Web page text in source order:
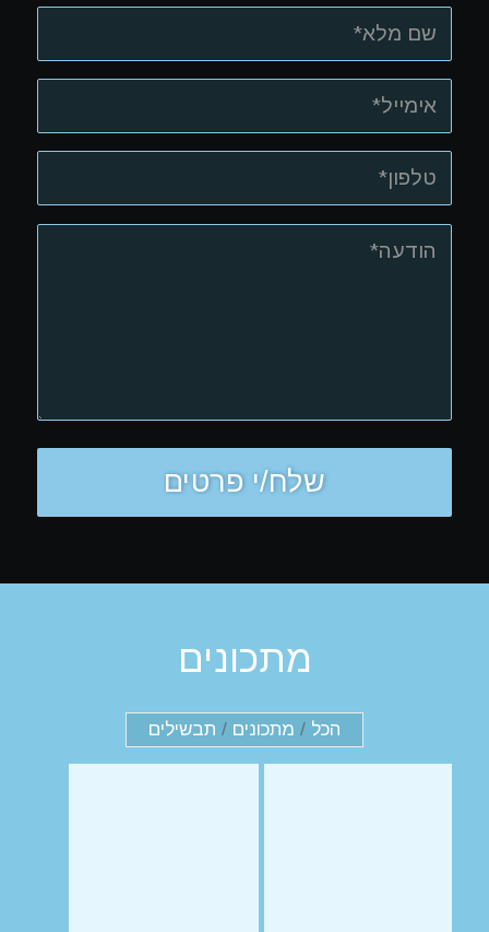
מתכונים
הכל / מתכונים / תבשילים